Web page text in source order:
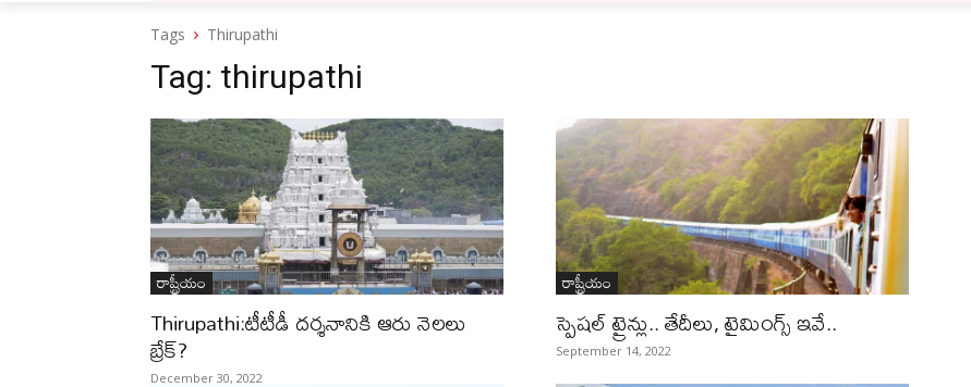
Tags Thirupathi
Tag: thirupathi
రాష్ట్రీయం
Thirupathi:టీటీడీ దర్శనానికి ఆరు నెలలు
బ్రేక్?
December 30, 2022
రాష్ట్రీయం
స్పెషల్ ట్రైన్లు.. తేదీలు, టైమింగ్స్ ఇవే..
September 14, 2022